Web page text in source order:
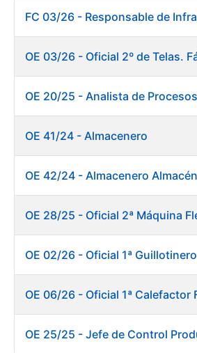
OE 41/24 - Almacenero
OE 02/26 - Oficial 1ª Guillotinero